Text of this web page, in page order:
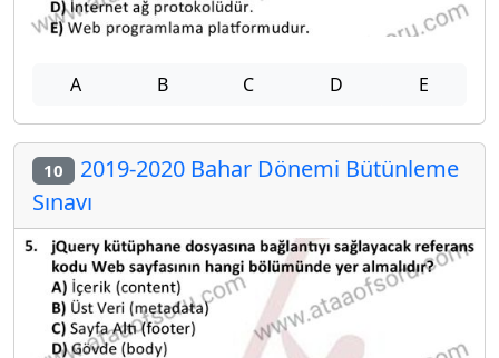
A B C D E
10 2019-2020 Bahar Dönemi Bütünleme
Sınavı